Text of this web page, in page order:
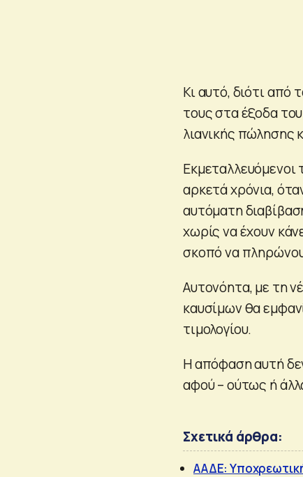
Κι αυτό, διότι από
τους στα έξοδα
λιανικής
αρκετά χρόνια,
αυτόματη
χωρίς να έχουν
σκοπό να
Αυτονόητα, με τη
καυσίμων θα
τιμολογίου.
Η απόφαση αυτή
αφού – ούτως ή
Σχετικά άρθρα:
ΑΑΔΕ: